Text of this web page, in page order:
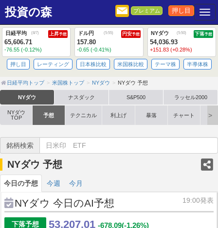
投資の森 プレミアム 押し目
日経平均 (8/7) 上昇予想
65,606.71
-76.55 (-0.12%)
ドル円 (5:55) 円安予想
157.80
-0.65 (-0.41%)
NYダウ (5:50) 下落予想
54,036.93
+151.83 (+0.28%)
押し目 レーティング 日本株比較 米国株比較 テーマ株 半導体株
日経平均トップ 米国株トップ NYダウ NYダウ 予想
NYダウ ナスダック S&P500 ラッセル2000
NYダウ
TOP
予想 テクニカル 利上げ 暴落 チャート 時
銘柄検索
NYダウ 予想
今日の予想 今週 今月
NYダウ 今日のAI予想 19:00発表
下落予想 53,207.01 -678.09(-1.26%)